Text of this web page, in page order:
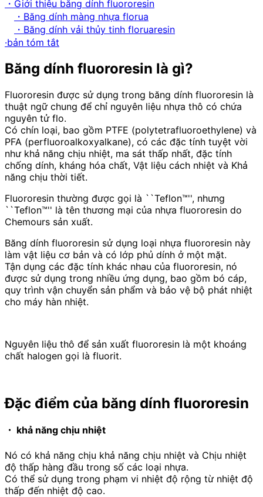
・Giới thiệu băng dính fluororesin
・Băng dính màng nhựa florua
・Băng dính vải thủy tinh floruaresin
·bản tóm tắt
Băng dính fluororesin là gì?
Fluororesin được sử dụng trong băng dính fluororesin là
thuật ngữ chung để chỉ nguyên liệu nhựa thô có chứa
nguyên tử flo.
Có chín loại, bao gồm PTFE (polytetrafluoroethylene) và
PFA (perfluoroalkoxyalkane), có các đặc tính tuyệt vời
như khả năng chịu nhiệt, ma sát thấp nhất, đặc tính
chống dính, kháng hóa chất, Vật liệu cách nhiệt và Khả
năng chịu thời tiết.
Fluororesin thường được gọi là ``Teflon™'', nhưng
``Teflon™'' là tên thương mại của nhựa fluororesin do
Chemours sản xuất.
Băng dính fluororesin sử dụng loại nhựa fluororesin này
làm vật liệu cơ bản và có lớp phủ dính ở một mặt.
Tận dụng các đặc tính khác nhau của fluororesin, nó
được sử dụng trong nhiều ứng dụng, bao gồm bó cáp,
quy trình vận chuyển sản phẩm và bảo vệ bộ phát nhiệt
cho máy hàn nhiệt.
Nguyên liệu thô để sản xuất fluororesin là một khoáng
chất halogen gọi là fluorit.
Đặc điểm của băng dính fluororesin
・ khả năng chịu nhiệt
Nó có khả năng chịu khả năng chịu nhiệt và Chịu nhiệt
độ thấp hàng đầu trong số các loại nhựa.
Có thể sử dụng trong phạm vi nhiệt độ rộng từ nhiệt độ
thấp đến nhiệt độ cao.